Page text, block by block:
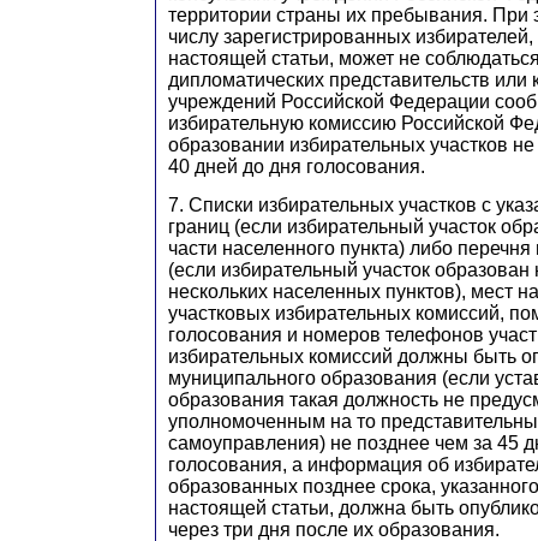
территории страны их пребывания. При
числу зарегистрированных
настоящей статьи, может не
дипломатических представительств или
учреждений Российской Федерации
избирательную комиссию Российской
образовании избирательных участков
40 дней до дня голосования.
7. Списки избирательных участков с
границ (если избирательный участок
части населенного пункта) либо
(если избирательный участок образован
нескольких населенных пунктов), мест
участковых избирательных комиссий,
голосования и номеров телефонов
избирательных комиссий должны быть
муниципального образования (если
образования такая должность не
уполномоченным на то
самоуправления) не позднее чем за 45
голосования, а информация об
образованных позднее срока,
настоящей статьи, должна быть
через три дня после их образования.